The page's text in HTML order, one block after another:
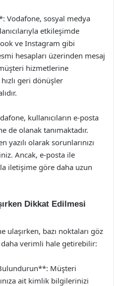
Vodafone, sosyal medya
etkileşimde
ve Instagram gibi
hesapları üzerinden mesaj
hizmetlerine
geri dönüşler
kullanıcıların e-posta
de olanak tanımaktadır.
yazılı olarak sorunlarınızı
Ancak, e-posta ile
iletişime göre daha uzun
Dikkat Edilmesi
bazı noktaları göz
verimli hale getirebilir:
Müşteri
ait kimlik bilgilerinizi